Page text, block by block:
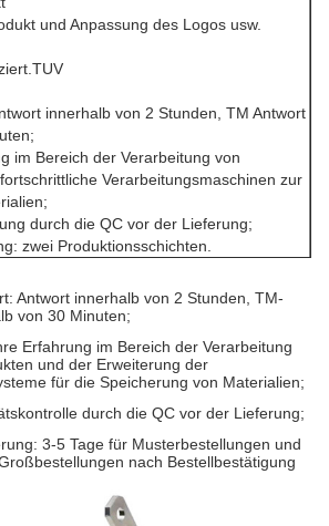
und Anpassung des Logos usw.
innerhalb von 2 Stunden, TM Antwort
im Bereich der Verarbeitung von
Verarbeitungsmaschinen zur
durch die QC vor der Lieferung;
zwei Produktionsschichten.
Antwort innerhalb von 2 Stunden, TM-
von 30 Minuten;
Erfahrung im Bereich der Verarbeitung
und der Erweiterung der
für die Speicherung von Materialien;
durch die QC vor der Lieferung;
3-5 Tage für Musterbestellungen und
nach Bestellbestätigung